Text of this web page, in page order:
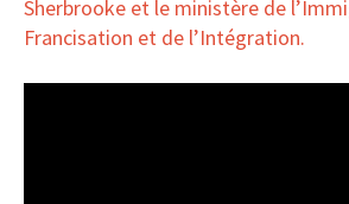
Sherbrooke et le ministère de
Francisation et de l’Intégration.